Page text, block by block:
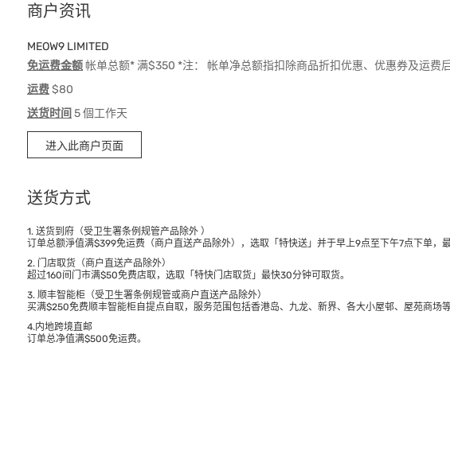
商户资讯
MEOW9 LIMITED
免运费金额帐单总额* 满$350 *注： 帐单净总额指扣除商品折扣优惠、优惠券及运费后
运费$80
送货时间 5 個工作天
进入此商户页面
送货方式
1. 送货到府（受卫生署条例规管产品除外 ）
订单总额淨值满$399免运费（商户直送产品除外），选取「特快送」并于早上9点至下午7点下单，
2. 门店取货（商户直送产品除外）
超过160间门市满$50免费店取，选取「特快门店取货」最快30分钟可取货。
3. 顺丰智能柜（受卫生署条例规管或商户直送产品除外）
买满$250免费顺丰智能柜自提点自取，服务范围包括香港岛、九龙、新界、各大小屋邨、屋苑商场等
4.内地跨境直邮
订单总净值满$500免运费。